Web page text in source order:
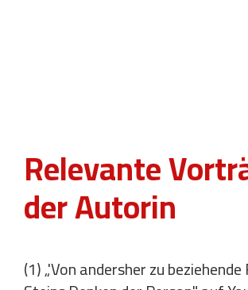
Relevante
der Autorin
(1) „'Von andersher zu